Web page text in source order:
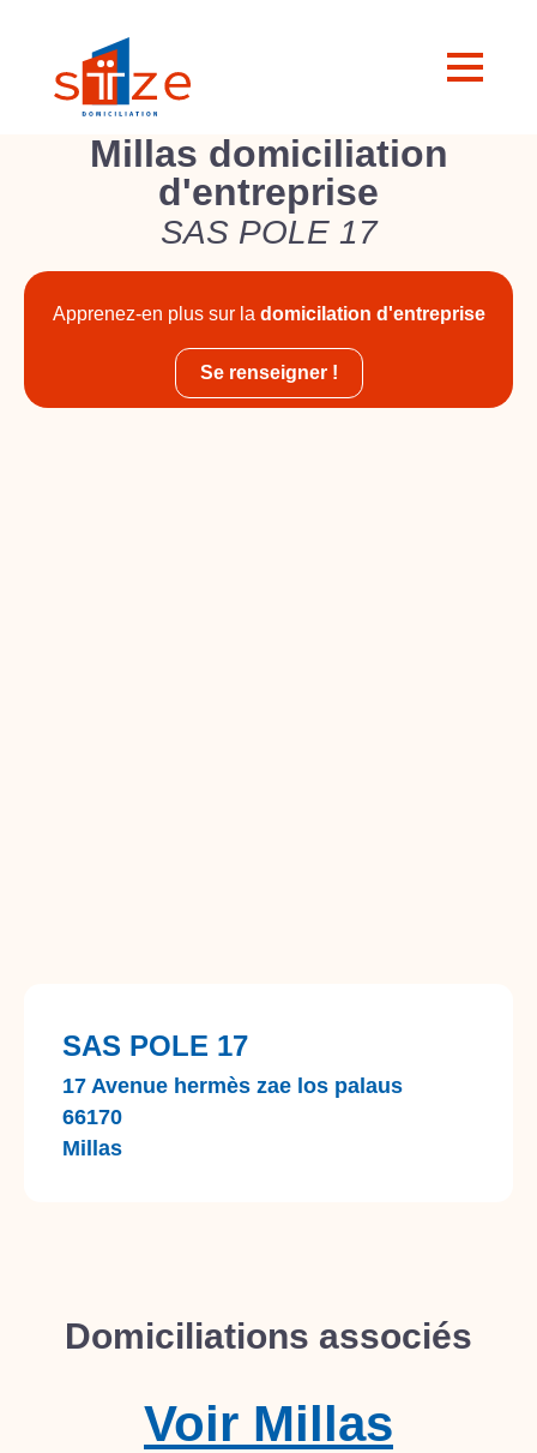
Millas domiciliation
d'entreprise
SAS POLE 17
Apprenez-en plus sur la domicilation d'entreprise
Se renseigner !
SAS POLE 17
17 Avenue hermès zae los palaus
66170
Millas
Domiciliations associés
Millas
Voir